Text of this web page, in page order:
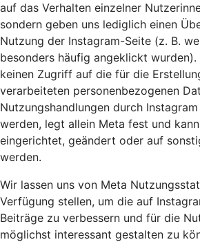
auf das Verhalten einzelner
sondern geben uns lediglich einen
Nutzung der Instagram-Seite (z. B.
besonders häufig angeklickt wurden).
keinen Zugriff auf die für die
verarbeiteten personenbezogenen
Nutzungshandlungen durch
werden, legt allein Meta fest und
eingerichtet, geändert oder auf
werden.
Wir lassen uns von Meta
Verfügung stellen, um die auf
Beiträge zu verbessern und für die
möglichst interessant gestalten zu